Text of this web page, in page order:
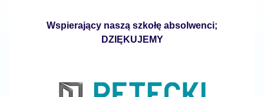
Wspierający naszą szkołę absolwenci;
DZIĘKUJEMY